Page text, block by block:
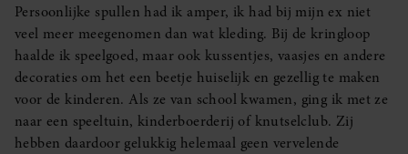
Persoonlijke spullen had ik amper, ik had bij mijn ex niet
veel meer meegenomen dan wat kleding. Bij de kringloop
haalde ik speelgoed, maar ook kussentjes, vaasjes en andere
decoraties om het een beetje huiselijk en gezellig te maken
voor de kinderen. Als ze van school kwamen, ging ik met ze
naar een speeltuin, kinderboerderij of knutselclub. Zij
hebben daardoor gelukkig helemaal geen vervelende